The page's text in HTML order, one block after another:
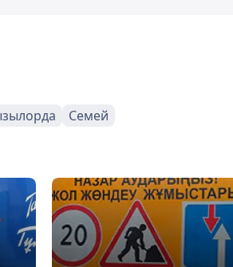
Семей